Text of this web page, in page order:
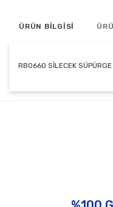
ÜRÜN BİLGİSİ
RB0660 SİLECEK